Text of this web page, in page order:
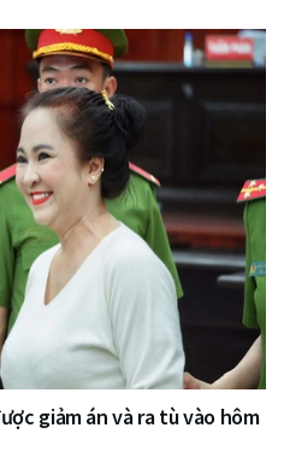
giảm án và ra tù vào hôm